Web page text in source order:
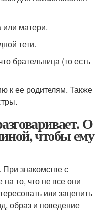
или матери.
тети.
брательница (то есть
к ее родителям. Также
О
чтобы ему
знакомстве с
то, что не все они
или зацепить
образ и поведение